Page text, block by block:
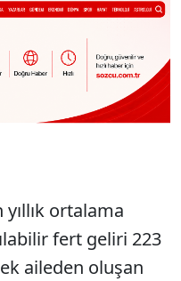
ortalama
fert geliri 223
aileden oluşan